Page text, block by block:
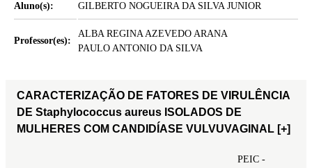
Aluno(s): GILBERTO NOGUEIRA DA SILVA JUNIOR
Professor(es):
ALBA REGINA AZEVEDO ARANA
PAULO ANTONIO DA SILVA
CARACTERIZAÇÃO DE FATORES DE VIRULÊNCIA
DE Staphylococcus aureus ISOLADOS DE
MULHERES COM CANDIDÍASE VULVUVAGINAL [+]
PEIC -